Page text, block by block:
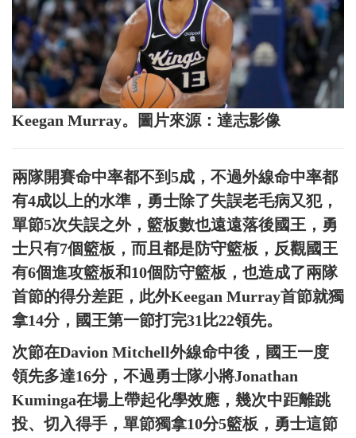
Keegan Murray。圖片來源：達志影像
兩隊開賽命中率都不到5成，不過外線命中率都
有4成以上的水準，勇士除了失誤老毛病又犯，
單節5次失誤之外，籃板數也遠遠落後國王，勇
士只有7個籃板，而且都是防守籃板，反觀國王
有6個進攻籃板和10個防守籃板，也造成了兩隊
首節的得分差距，此外Keegan Murray首節就獨
拿14分，國王第一節打完31比22領先。
次節在Davion Mitchell外線命中後，國王一度
領先多達16分，不過勇士隊小將Jonathan
Kuminga在場上帶起化學效應，幾次中距離跳
投、切入得手，單節獨拿10分5籃板，勇士這節